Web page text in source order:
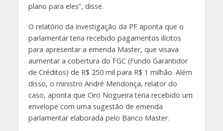
plano para eles”, disse.
O relatório da investigação da PF aponta que o
parlamentar teria recebido pagamentos ilícitos
para apresentar a emenda Master, que visava
aumentar a cobertura do FGC (Fundo Garantidor
de Créditos) de R$ 250 mil para R$ 1 milhão. Além
disso, o ministro André Mendonça, relator do
caso, aponta que Ciro Nogueira teria recebido um
envelope com uma sugestão de emenda
parlamentar elaborada pelo Banco Master.